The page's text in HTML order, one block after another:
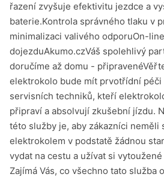
řazení zvyšuje efektivitu jezdce a
baterie.Kontrola správného tlaku v
minimalizaci valivého odporuOn-
dojezduAkumo.czVáš spolehlivý
doručíme až domu -
elektrokolo bude mít prvotřídní péči
servisních techniků, kteří
připraví a absolvují zkušební jízdu.
této služby je, aby zákazníci neměli
elektrokolem v podstatě žádnou
vydat na cestu a užívat si
Zajímá Vás, co všechno tato služba